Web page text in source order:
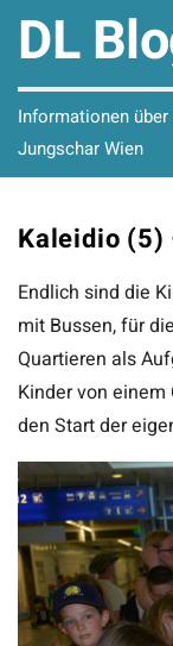
DL
Informationen
Jungschar Wien
Kaleidio (5)
Endlich sind die
mit Bussen, für
Quartieren als
Kinder von
den Start der